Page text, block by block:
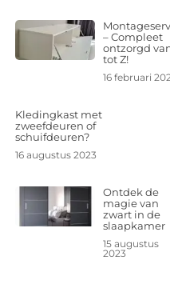
Montageservice
– Compleet
ontzorgd van A
tot Z!
16 februari 2024
Kledingkast met
zweefdeuren of
schuifdeuren?
16 augustus 2023
Ontdek de
magie van
zwart in de
slaapkamer
15 augustus
2023